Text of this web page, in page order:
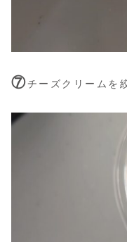
⑦チーズクリームを